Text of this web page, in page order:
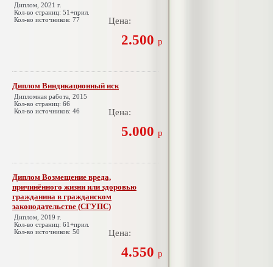
Диплом, 2021 г.
Кол-во страниц: 51+прил.
Кол-во источников: 77
Цена:
2.500 р
Диплом Виндикационный иск
Дипломная работа, 2015
Кол-во страниц: 66
Кол-во источников: 46
Цена:
5.000 р
Диплом Возмещение вреда,
причинённого жизни или здоровью
гражданина в гражданском
законодательстве (СГУПС)
Диплом, 2019 г.
Кол-во страниц: 61+прил.
Кол-во источников: 50
Цена:
4.550 р